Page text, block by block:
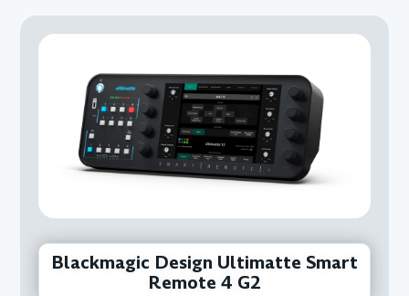
Blackmagic Design Ultimatte Smart
Remote 4 G2